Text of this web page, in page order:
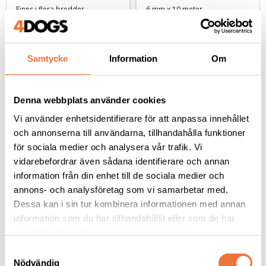
Samtycke Information Om
Denna webbplats använder cookies
Vi använder enhetsidentifierare för att anpassa innehållet
och annonserna till användarna, tillhandahålla funktioner
för sociala medier och analysera vår trafik. Vi
vidarebefordrar även sådana identifierare och annan
information från din enhet till de sociala medier och
annons- och analysföretag som vi samarbetar med.
Dessa kan i sin tur kombinera informationen med annan
information som du har tillhandahållit eller som de har
Nödvändig
Finns i flera bredder
109kr
6 mm x 10 meter